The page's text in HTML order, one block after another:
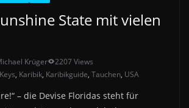
State mit vielen
Krüger
2207 Views
, Karibik, Karibikguide, Tauchen, USA
– die Devise Floridas steht für